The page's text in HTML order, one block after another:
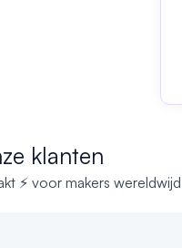
klanten
⚡ voor makers wereldwijd